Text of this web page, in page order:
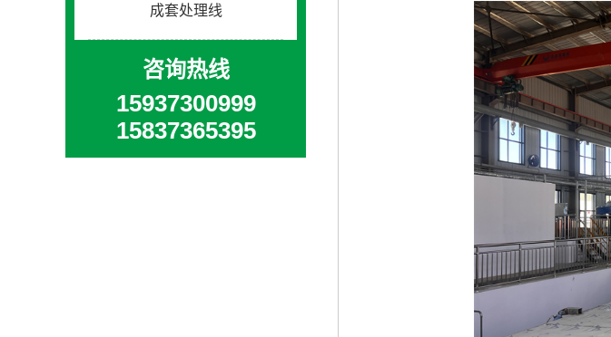
成套处理线
咨询热线
15937300999
15837365395